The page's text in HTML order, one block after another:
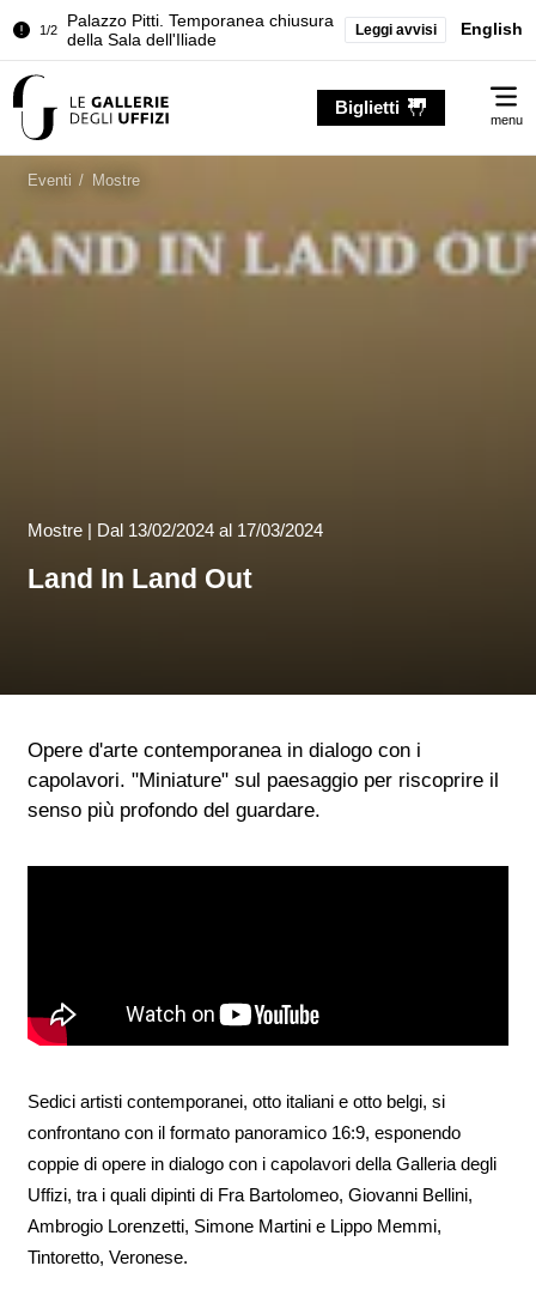
1/2
Palazzo Pitti. Temporanea chiusura
della Sala dell'Iliade
Granduchi
della Sala dell'Iliade
Leggi avvisi English
Biglietti
menu
Eventi / Mostre
Mostre | Dal 13/02/2024 al 17/03/2024
Land In Land Out
Opere d'arte contemporanea in dialogo con i
capolavori. "Miniature" sul paesaggio per riscoprire il
senso più profondo del guardare.
Sedici artisti contemporanei, otto italiani e otto belgi, si
confrontano con il formato panoramico 16:9, esponendo
coppie di opere in dialogo con i capolavori della Galleria degli
Uffizi, tra i quali dipinti di Fra Bartolomeo, Giovanni Bellini,
Ambrogio Lorenzetti, Simone Martini e Lippo Memmi,
Tintoretto, Veronese.